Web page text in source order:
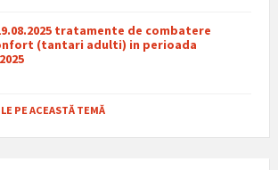
tratamente de combatere
(tantari adulti) in perioada
PE ACEASTĂ TEMĂ